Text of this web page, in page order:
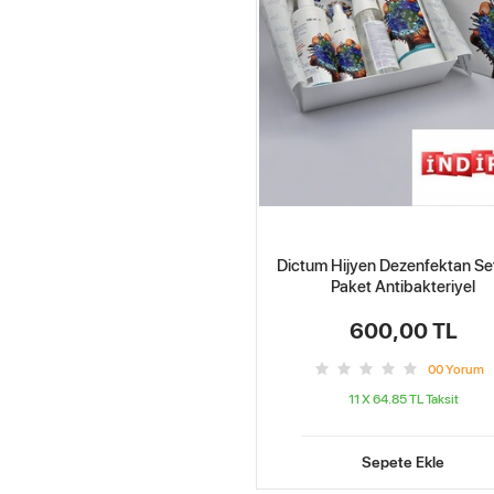
Dictum Hijyen Dezenfektan
Paket Antibakteriyel
600,00 TL
00Yorum
11 X 64.85 TLTaksit
Sepete Ekle